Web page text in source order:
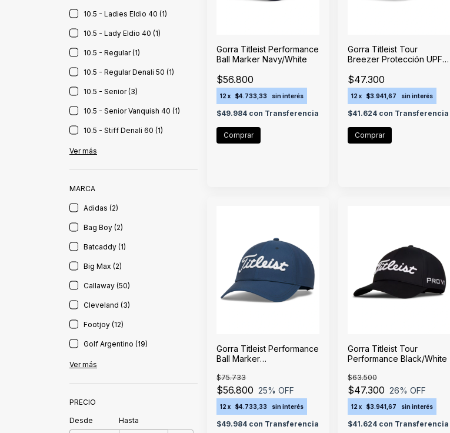
10.5 - Ladies Eldio 40 (1)
10.5 - Lady Eldio 40 (1)
10.5 - Regular (1)
10.5 - Regular Denali 50 (1)
10.5 - Senior (3)
10.5 - Senior Vanquish 40 (1)
10.5 - Stiff Denali 60 (1)
Ver más
MARCA
Adidas (2)
Bag Boy (2)
Batcaddy (1)
Big Max (2)
Callaway (50)
Cleveland (3)
Footjoy (12)
Golf Argentino (19)
Ver más
PRECIO
Desde Hasta
Gorra Titleist Performance
Ball Marker Navy/White
$56.800
12 x $4.733,33 sin interés
$49.984 con Transferencia
Gorra Titleist Tour
Breezer Protección UPF
$47.300
12 x $3.941,67 sin interés
$41.624 con Transferencia
Gorra Titleist Performance
Ball Marker
$56.800
$75.733
25% OFF
12 x $4.733,33 sin interés
$49.984 con Transferencia
Gorra Titleist Tour
Performance Black/White
$47.300
$63.500
26% OFF
12 x $3.941,67 sin interés
$41.624 con Transferencia